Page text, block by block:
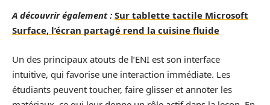
A découvrir également : Sur tablette tactile Microsoft
Surface, l’écran partagé rend la cuisine fluide
Un des principaux atouts de l’ENI est son interface
intuitive, qui favorise une interaction immédiate. Les
étudiants peuvent toucher, faire glisser et annoter les